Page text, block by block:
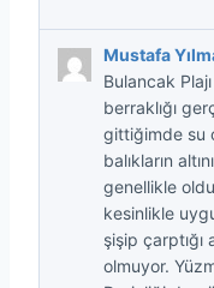
Mustafa
Bulancak
berraklığı
gittiğimde su
balıkların
genellikle
kesinlikle
şişip çarptığı
olmuyor.